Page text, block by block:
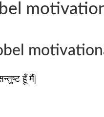
हूँ मैं|